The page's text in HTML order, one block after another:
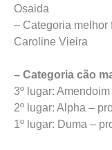
Osaida
– Categoria melhor
Caroline Vieira
– Categoria cão
3º lugar:
2º lugar: Alpha –
1º lugar: Duma –